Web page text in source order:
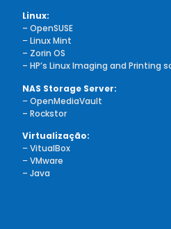
Linux:
– OpenSUSE
–Linux Mint
– Zorin OS
– HP’s Linux Imaging and Printing
NAS Storage Server:
–OpenMediaVault
– Rockstor
Virtualização:
–VitualBox
–VMware
– Java